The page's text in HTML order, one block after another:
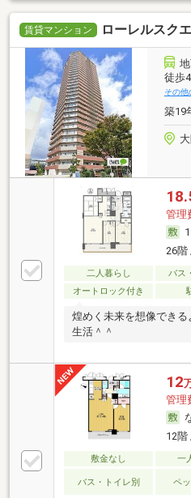
賃貸マンション ローレルスク
徒歩
その他
築19
管理
26階
二人暮らし バス
オートロック付き
煌めく未来を想像でき
生活＾＾
12
管理
12階
敷金なし 一
バス・トイレ別 ペ